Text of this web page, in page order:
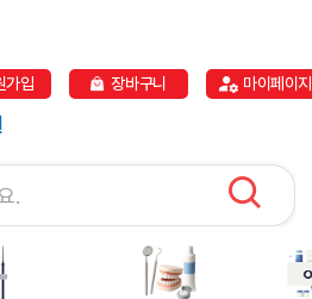
가입 장바구니 마이페이지